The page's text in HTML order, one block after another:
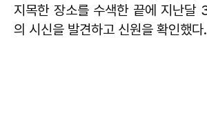
지목한 장소를 수색한 끝에 지난달
의 시신을 발견하고 신원을 확인했다.